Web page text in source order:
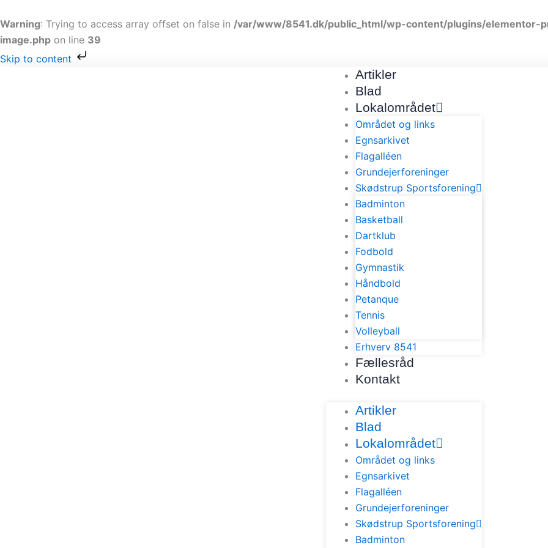
Warning: Trying to access array offset on false in /var/www/8541.dk/public_html/wp-content/plugins/
image.php on line 39
Skip to content
til
indholdet
Artikler
Blad
Lokalområdet
Området og links
Egnsarkivet
Flagalléen
Grundejerforeninger
Skødstrup Sportsforening
Badminton
Basketball
Dartklub
Fodbold
Gymnastik
Håndbold
Petanque
Tennis
Volleyball
Erhverv 8541
Fællesråd
Kontakt
Artikler
Blad
Lokalområdet
Området og links
Egnsarkivet
Flagalléen
Grundejerforeninger
Skødstrup Sportsforening
Badminton